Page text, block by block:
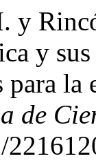
y
y
la
de